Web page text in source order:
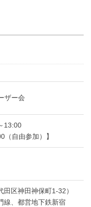
ザー会
13:00
（自由参加）】
区神田神保町1-32）
線、都営地下鉄新宿